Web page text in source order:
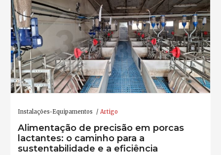
Instalações-Equipamentos Artigo
Alimentação de precisão em porcas
lactantes: o caminho para a
sustentabilidade e a eficiência